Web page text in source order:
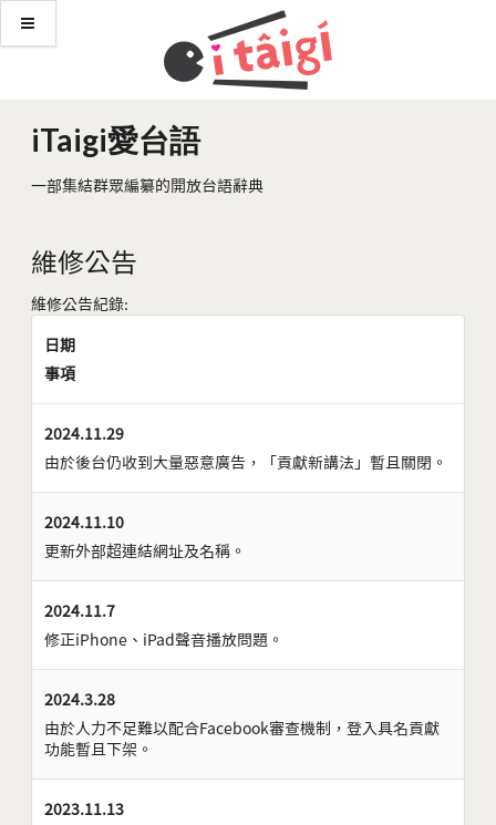
iTaigi愛台語
一部集結群眾編纂的開放台語辭典
維修公告
維修公告紀錄:
日期
事項
2024.11.29
由於後台仍收到大量惡意廣告，「貢獻新講法」暫且關閉。
2024.11.10
更新外部超連結網址及名稱。
2024.11.7
修正iPhone、iPad聲音播放問題。
2024.3.28
由於人力不足難以配合Facebook審查機制，登入具名貢獻
功能暫且下架。
2023.11.13